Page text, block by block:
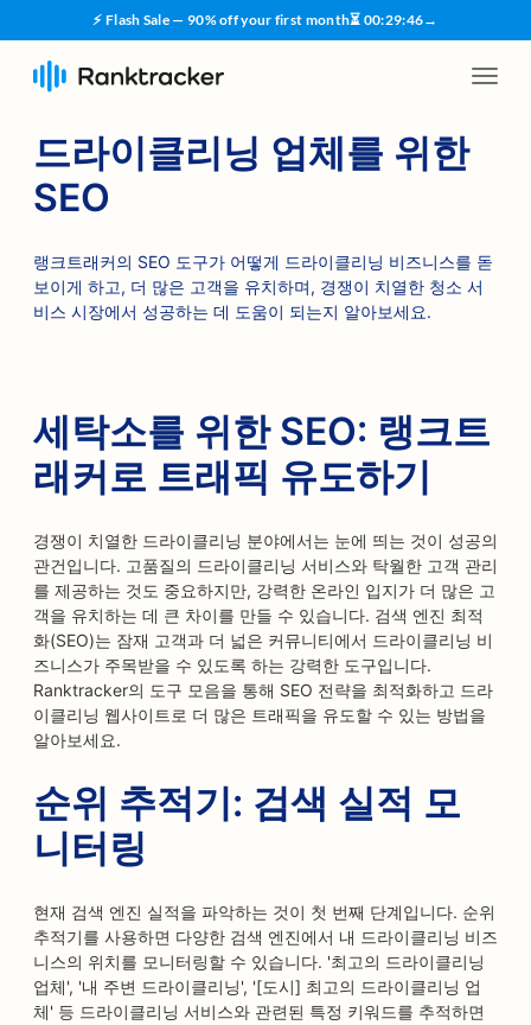
⚡ Flash Sale — 90% off your first month⏳ 00:29:45→
드라이클리닝 업체를 위한
SEO
랭크트래커의 SEO 도구가 어떻게 드라이클리닝 비즈니스를 돋
보이게 하고, 더 많은 고객을 유치하며, 경쟁이 치열한 청소 서
비스 시장에서 성공하는 데 도움이 되는지 알아보세요.
세탁소를 위한 SEO: 랭크트
래커로 트래픽 유도하기
경쟁이 치열한 드라이클리닝 분야에서는 눈에 띄는 것이 성공의
관건입니다. 고품질의 드라이클리닝 서비스와 탁월한 고객 관리
를 제공하는 것도 중요하지만, 강력한 온라인 입지가 더 많은 고
객을 유치하는 데 큰 차이를 만들 수 있습니다. 검색 엔진 최적
화(SEO)는 잠재 고객과 더 넓은 커뮤니티에서 드라이클리닝 비
즈니스가 주목받을 수 있도록 하는 강력한 도구입니다.
Ranktracker의 도구 모음을 통해 SEO 전략을 최적화하고 드라
이클리닝 웹사이트로 더 많은 트래픽을 유도할 수 있는 방법을
알아보세요.
순위 추적기: 검색 실적 모
니터링
현재 검색 엔진 실적을 파악하는 것이 첫 번째 단계입니다. 순위
추적기를 사용하면 다양한 검색 엔진에서 내 드라이클리닝 비즈
니스의 위치를 모니터링할 수 있습니다. '최고의 드라이클리닝
업체', '내 주변 드라이클리닝', '[도시] 최고의 드라이클리닝 업
체' 등 드라이클리닝 서비스와 관련된 특정 키워드를 추적하면